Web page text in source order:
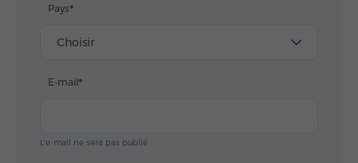
Pays
Choisir
E-mail
L'e-mail ne sera pas publié